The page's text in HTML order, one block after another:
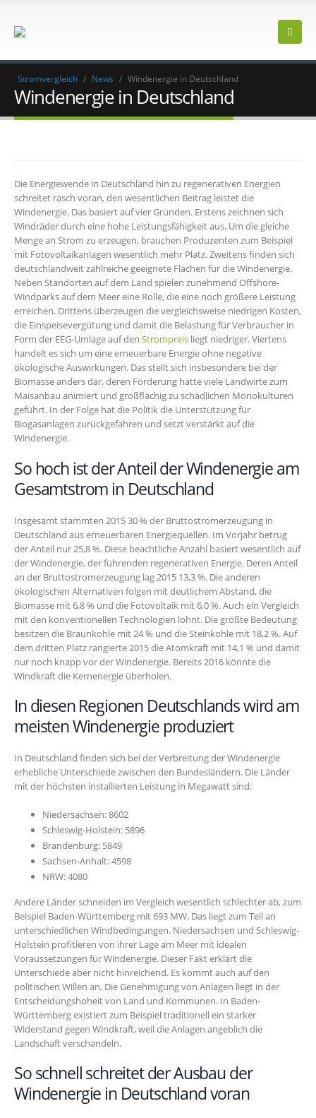
Stromvergleich / News / Windenergie in Deutschland
Windenergie in Deutschland
Die Energiewende in Deutschland hin zu regenerativen Energien
schreitet rasch voran, den wesentlichen Beitrag leistet die
Windenergie. Das basiert auf vier Gründen. Erstens zeichnen sich
Windräder durch eine hohe Leistungsfähigkeit aus. Um die gleiche
Menge an Strom zu erzeugen, brauchen Produzenten zum Beispiel
mit Fotovoltaikanlagen wesentlich mehr Platz. Zweitens finden sich
deutschlandweit zahlreiche geeignete Flächen für die Windenergie.
Neben Standorten auf dem Land spielen zunehmend Offshore-
Windparks auf dem Meer eine Rolle, die eine noch größere Leistung
erreichen. Drittens überzeugen die vergleichsweise niedrigen Kosten,
die Einspeisevergütung und damit die Belastung für Verbraucher in
Form der EEG-Umlage auf den Strompreis liegt niedriger. Viertens
handelt es sich um eine erneuerbare Energie ohne negative
ökologische Auswirkungen. Das stellt sich insbesondere bei der
Biomasse anders dar, deren Förderung hatte viele Landwirte zum
Maisanbau animiert und großflächig zu schädlichen Monokulturen
geführt. In der Folge hat die Politik die Unterstützung für
Biogasanlagen zurückgefahren und setzt verstärkt auf die
Windenergie.
So hoch ist der Anteil der Windenergie am
Gesamtstrom in Deutschland
Insgesamt stammten 2015 30 % der Bruttostromerzeugung in
Deutschland aus erneuerbaren Energiequellen. Im Vorjahr betrug
der Anteil nur 25,8 %. Diese beachtliche Anzahl basiert wesentlich auf
der Windenergie, der führenden regenerativen Energie. Deren Anteil
an der Bruttostromerzeugung lag 2015 13,3 %. Die anderen
ökologischen Alternativen folgen mit deutlichem Abstand, die
Biomasse mit 6,8 % und die Fotovoltaik mit 6,0 %. Auch ein Vergleich
mit den konventionellen Technologien lohnt. Die größte Bedeutung
besitzen die Braunkohle mit 24 % und die Steinkohle mit 18,2 %. Auf
dem dritten Platz rangierte 2015 die Atomkraft mit 14,1 % und damit
nur noch knapp vor der Windenergie. Bereits 2016 könnte die
Windkraft die Kernenergie überholen.
In diesen Regionen Deutschlands wird am
meisten Windenergie produziert
In Deutschland finden sich bei der Verbreitung der Windenergie
erhebliche Unterschiede zwischen den Bundesländern. Die Länder
mit der höchsten installierten Leistung in Megawatt sind:
Niedersachsen: 8602
Schleswig-Holstein: 5896
Brandenburg: 5849
Sachsen-Anhalt: 4598
NRW: 4080
Andere Länder schneiden im Vergleich wesentlich schlechter ab, zum
Beispiel Baden-Württemberg mit 693 MW. Das liegt zum Teil an
unterschiedlichen Windbedingungen. Niedersachsen und Schleswig-
Holstein profitieren von ihrer Lage am Meer mit idealen
Voraussetzungen für Windenergie. Dieser Fakt erklärt die
Unterschiede aber nicht hinreichend. Es kommt auch auf den
politischen Willen an. Die Genehmigung von Anlagen liegt in der
Entscheidungshoheit von Land und Kommunen. In Baden-
Württemberg existiert zum Beispiel traditionell ein starker
Widerstand gegen Windkraft, weil die Anlagen angeblich die
Landschaft verschandeln.
So schnell schreitet der Ausbau der
Windenergie in Deutschland voran